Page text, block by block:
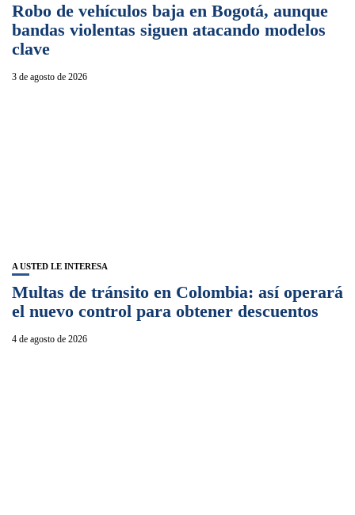
Robo de vehículos baja en Bogotá, aunque
bandas violentas siguen atacando modelos
clave
3 de agosto de 2026
A USTED LE INTERESA
Multas de tránsito en Colombia: así operará
el nuevo control para obtener descuentos
4 de agosto de 2026